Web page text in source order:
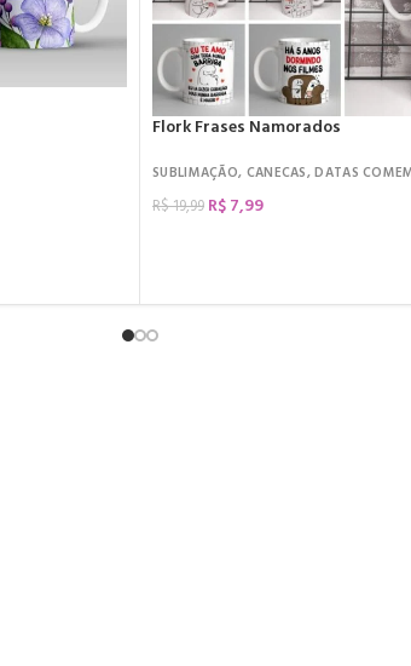
Flork Frases Namorados
SUBLIMAÇÃO, CANECAS,DATAS
R$19,99 R$7,99